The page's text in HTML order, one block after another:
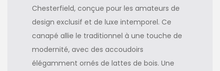
Chesterfield, conçue pour les amateurs de
design exclusif et de luxe intemporel. Ce
canapé allie le traditionnel à une touche de
modernité, avec des accoudoirs
élégamment ornés de lattes de bois. Une